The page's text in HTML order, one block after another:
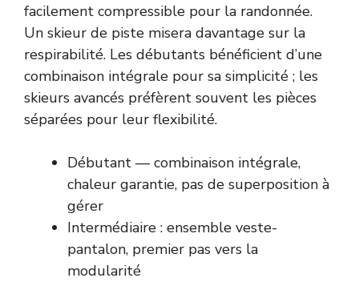
facilement compressible pour la randonnée.
Un skieur de piste misera davantage sur la
respirabilité. Les débutants bénéficient d’une
combinaison intégrale pour sa simplicité ; les
skieurs avancés préfèrent souvent les pièces
séparées pour leur flexibilité.
Débutant — combinaison intégrale,
chaleur garantie, pas de superposition à
gérer
Intermédiaire : ensemble veste-
pantalon, premier pas vers la
modularité